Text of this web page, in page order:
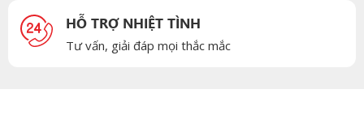
HỖ TRỢ NHIỆT TÌNH
Tư vấn, giải đáp mọi thắc mắc